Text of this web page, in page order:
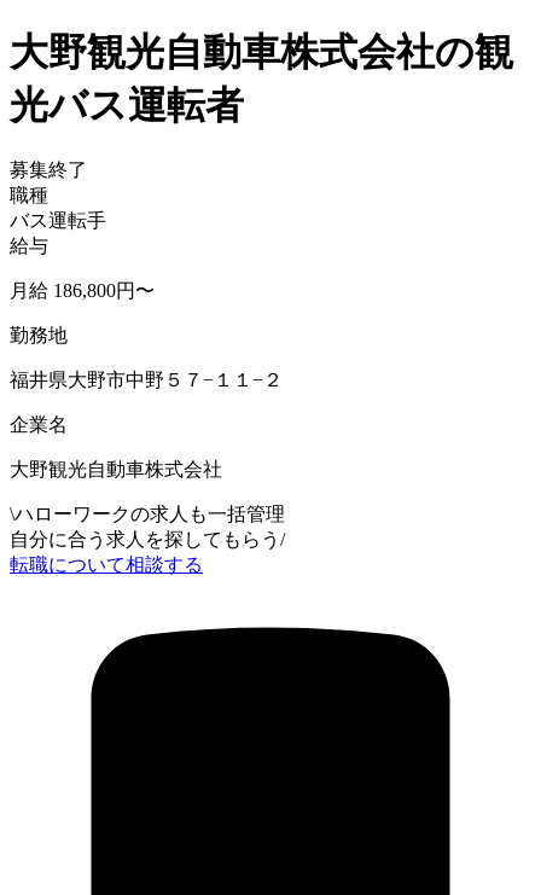
大野観光自動車株式会社の観
光バス運転者
募集終了
職種
バス運転手
給与
月給 186,800円〜
勤務地
福井県大野市中野５７−１１−２
企業名
大野観光自動車株式会社
\ハローワークの求人も一括管理
自分に合う求人を探してもらう /
転職について相談する